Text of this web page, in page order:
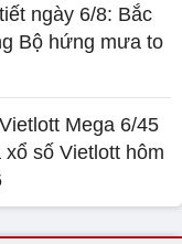
ngày 6/8: Bắc
Bộ hứng mưa to
Mega 6/45
xổ số Vietlott hôm